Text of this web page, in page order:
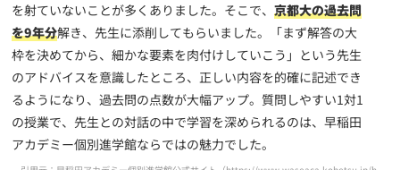
を射ていないことが多くありました。そこで、京都大の過去問
を9年分解き、先生に添削してもらいました。「まず解答の大
枠を決めてから、細かな要素を肉付けしていこう」という先生
のアドバイスを意識したところ、正しい内容を的確に記述でき
るようになり、過去問の点数が大幅アップ。質問しやすい1対1
の授業で、先生との対話の中で学習を深められるのは、早稲田
アカデミー個別進学館ならではの魅力でした。